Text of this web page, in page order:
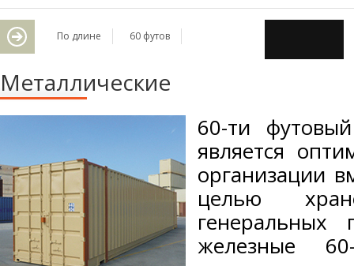
По длине 60 футов
Металлические
60-ти
является
организации
целью
железные